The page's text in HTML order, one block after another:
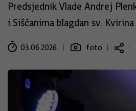
Predsjednik Vlade Andrej
i Siščanima blagdan sv.
03.06.2026. foto